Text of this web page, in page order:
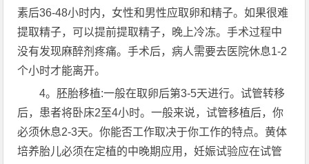
素后36-48小时内，女性和男性应取卵和精子。如果很难
提取精子，可以提前提取精子，晚上冷冻。手术过程中
没有发现麻醉剂疼痛。手术后，病人需要去医院休息1-2
个小时才能离开。
4。胚胎移植:一般在取卵后第3-5天进行。试管转移
后，患者将卧床2至4小时。一般来说，试管移植后，你
必须休息2-3天。你能否工作取决于你工作的特点。黄体
培养胎儿必须在定植的中晚期应用，妊娠试验应在试管